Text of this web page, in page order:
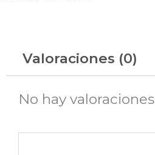
Valoraciones (0)
No hay